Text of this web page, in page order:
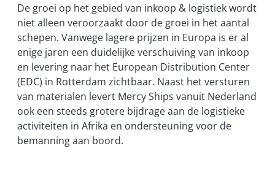
De groei op het gebied van inkoop & logistiek wordt
niet alleen veroorzaakt door de groei in het aantal
schepen. Vanwege lagere prijzen in Europa is er al
enige jaren een duidelijke verschuiving van inkoop
en levering naar het European Distribution Center
(EDC) in Rotterdam zichtbaar. Naast het versturen
van materialen levert Mercy Ships vanuit Nederland
ook een steeds grotere bijdrage aan de logistieke
activiteiten in Afrika en ondersteuning voor de
bemanning aan boord.